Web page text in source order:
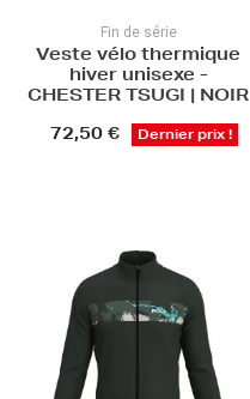
Fin de série
Veste vélo thermique
hiver unisexe -
CHESTER TSUGI | NOIR
72,50 € Dernier prix !